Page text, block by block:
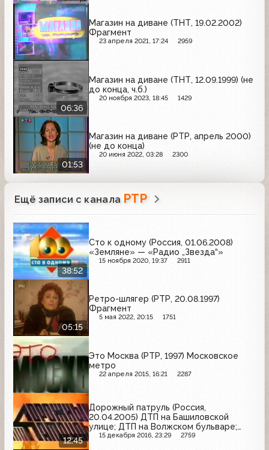
Магазин на диване (ТНТ, 19.02.2002)
Фрагмент
23 апреля 2021, 17:24 2959
06:36
Магазин на диване (ТНТ, 12.09.1999) (не
до конца, ч.б.)
20 ноября 2023, 18:45 1429
01:53
Магазин на диване (РТР, апрель 2000)
(не до конца)
20 июня 2022, 03:28 2300
Ещё записи с канала РТР
38:52
Сто к одному (Россия, 01.06.2008)
«Земляне» — «Радио „Звезда“»
15 ноября 2020, 19:37 2911
05:15
Ретро-шлягер (РТР, 20.08.1997)
Фрагмент
5 мая 2022, 20:15 1751
Это Москва (РТР, 1997) Московское
метро
22 апреля 2015, 16:21 2287
12:45
Дорожный патруль (Россия,
20.04.2005) ДТП на Башиловской
улице; ДТП на Волжском бульваре;
ДТП на Верхней Первомайской улице
15 декабря 2016, 23:29 2759